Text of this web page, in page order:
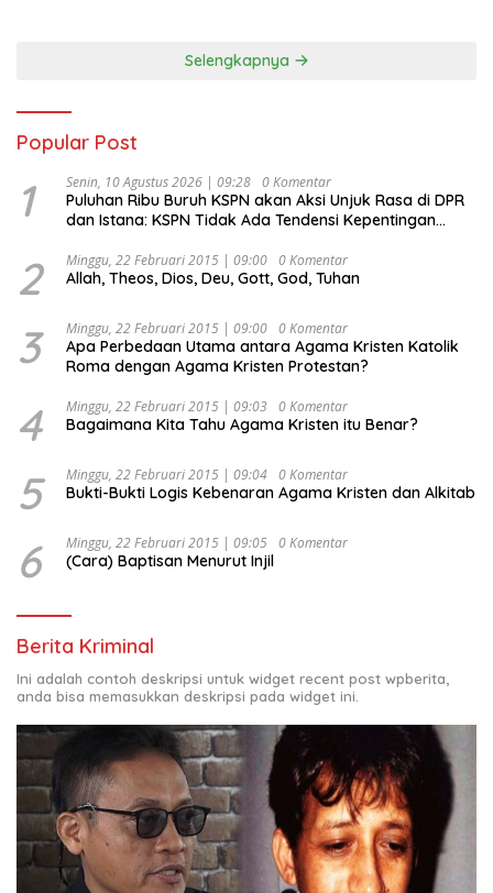
Selengkapnya
Popular Post
1 Senin, 10 Agustus 2026 | 09:28 0 Komentar
Puluhan Ribu Buruh KSPN akan Aksi Unjuk Rasa di DPR
dan Istana: KSPN Tidak Ada Tendensi Kepentingan
2 Minggu, 22 Februari 2015 | 09:00 0 Komentar
Allah, Theos, Dios, Deu, Gott, God, Tuhan
3 Minggu, 22 Februari 2015 | 09:00 0 Komentar
Apa Perbedaan Utama antara Agama Kristen Katolik
Roma dengan Agama Kristen Protestan?
4 Minggu, 22 Februari 2015 | 09:03 0 Komentar
Bagaimana Kita Tahu Agama Kristen itu Benar?
5 Minggu, 22 Februari 2015 | 09:04 0 Komentar
Bukti-Bukti Logis Kebenaran Agama Kristen dan Alkitab
6 Minggu, 22 Februari 2015 | 09:05 0 Komentar
(Cara) Baptisan Menurut Injil
Berita Kriminal
Ini adalah contoh deskripsi untuk widget recent post wpberita,
anda bisa memasukkan deskripsi pada widget ini.